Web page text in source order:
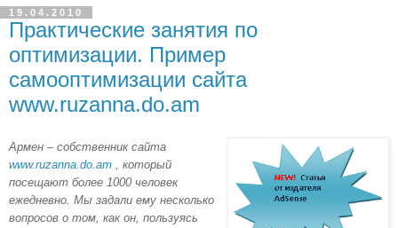
19.04.2010
Практические занятия по
оптимизации. Пример
самооптимизации сайта
www.ruzanna.do.am
Армен – собственник сайта
www.ruzanna.do.am , который
посещают более 1000 человек
ежедневно. Мы задали ему несколько
вопросов о том, как он, пользуясь